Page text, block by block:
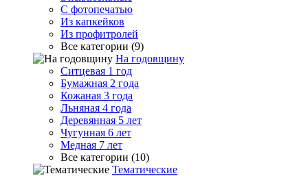
С фотопечатью
Из капкейков
Из профитролей
Все категории (9)
На годовщину
Ситцевая 1 год
Бумажная 2 года
Кожаная 3 года
Льняная 4 года
Деревянная 5 лет
Чугунная 6 лет
Медная 7 лет
Все категории (10)
Тематические